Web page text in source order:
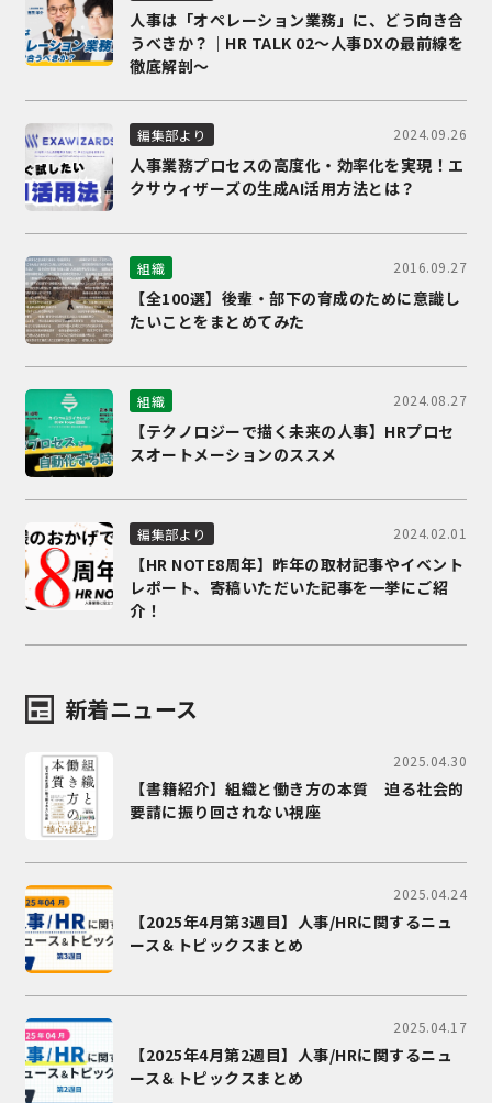
人事は「オペレーション業務」に、どう向き合
うべきか？｜HR TALK 02～人事DXの最前線を
徹底解剖～
編集部より 2024.09.26
人事業務プロセスの高度化・効率化を実現！エ
クサウィザーズの生成AI活用方法とは？
組織 2016.09.27
【全100選】後輩・部下の育成のために意識し
たいことをまとめてみた
組織 2024.08.27
【テクノロジーで描く未来の人事】HRプロセ
スオートメーションのススメ
編集部より 2024.02.01
【HR NOTE8周年】昨年の取材記事やイベント
レポート、寄稿いただいた記事を一挙にご紹
介！
新着ニュース
2025.04.30
【書籍紹介】組織と働き方の本質 迫る社会的
要請に振り回されない視座
2025.04.24
【2025年4月第3週目】人事/HRに関するニュ
ース＆トピックスまとめ
2025.04.17
【2025年4月第2週目】人事/HRに関するニュ
ース＆トピックスまとめ